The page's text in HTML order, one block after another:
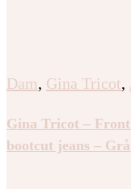
Dam, Gina Tricot,
Gina Tricot –
bootcut jeans –